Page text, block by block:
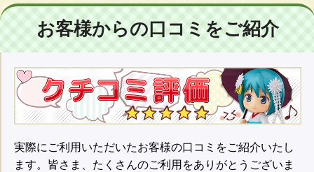
お客様からの口コミをご紹介
実際にご利用いただいたお客様の口コミをご紹介いたし
ます。皆さま、たくさんのご利用をありがとうございま